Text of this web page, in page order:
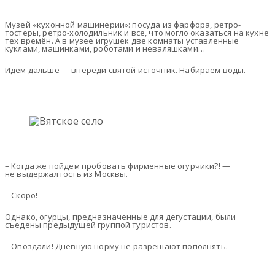
Музей «кухонной машинерии»: посуда из фарфора, ретро-
тостеры, ретро-холодильник и все, что могло оказаться на кухне
тех времён. А в музее игрушек две комнаты уставленные
куклами, машинками, роботами и неваляшками…
Идём дальше — впереди святой источник. Набираем воды.
– Когда же пойдем пробовать фирменные огурчики?! —
не выдержал гость из Москвы.
– Скоро!
Однако, огурцы, предназначенные для дегустации, были
съедены предыдущей группой туристов.
– Опоздали! Дневную норму не разрешают пополнять.